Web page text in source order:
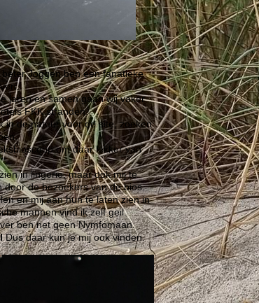
Joggen ben een fanatieke
jaren en samen gaan wij vaker
FKK stranden.
in de natuur voor de site, zoeken
om daar lekker van
in lingerie, maar ook mij te
de bezoekers van de bios.
en mij aan hun te laten zien in
mannen vind ik zelf geil.
ben net geen Nymfomaan.
Dus daar kun je mij ook vinden.